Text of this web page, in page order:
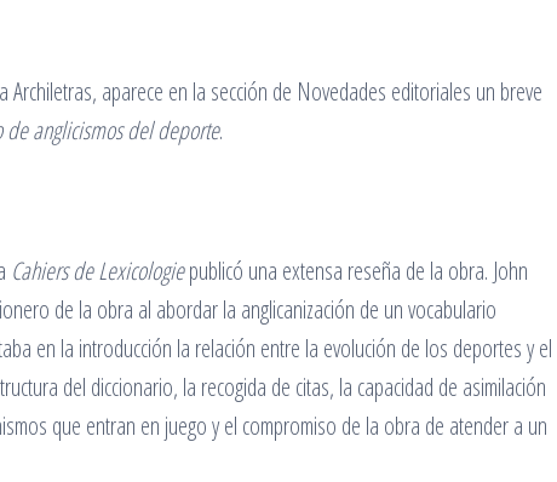
Archiletras, aparece en la sección de Novedades editoriales un breve
de anglicismos del deporte.
Cahiers de Lexicologiepublicó una extensa reseña de la obra. John
de la obra al abordar la anglicanización de un vocabulario
en la introducción la relación entre la evolución de los deportes y el
del diccionario, la recogida de citas, la capacidad de asimilación
que entran en juego y el compromiso de la obra de atender a un